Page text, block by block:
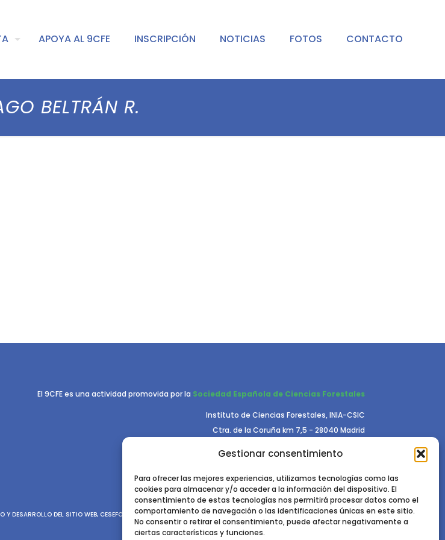
Gestionar consentimiento
Para ofrecer las mejores experiencias, utilizamos tecnologías como las
cookies para almacenar y/o acceder a la información del dispositivo. El
consentimiento de estas tecnologías nos permitirá procesar datos como el
comportamiento de navegación o las identificaciones únicas en este sitio.
No consentir o retirar el consentimiento, puede afectar negativamente a
ciertas características y funciones.
APOYA AL 9CFE INSCRIPCIÓN NOTICIAS FOTOS CONTACTO
BELTRÁN R.
El 9CFE es una actividad promovida por la Sociedad Española de Ciencias Forestales
Instituto de Ciencias Forestales, INIA-CSIC
Ctra. de la Coruña km 7,5 - 28040 Madrid
DEL SITIO WEB, CESEFOR. POLÍTICA DE PRIVACIDAD. POLÍTICA DE COOKIES. AVISO LEGAL